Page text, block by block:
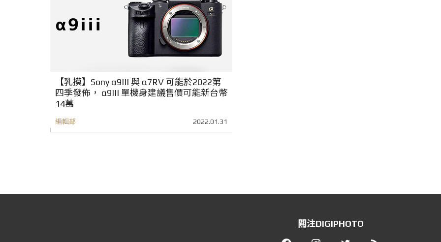
【乳摸】Sony α9III 與 α7RV 可能於2022第
四季發佈， α9III 單機身建議售價可能新台幣
14萬
編輯部 2022.01.31
關注DIGIPHOTO